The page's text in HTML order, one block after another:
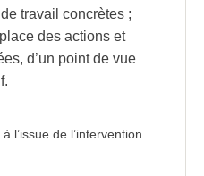
travail concrètes ;
des actions et
d’un point de vue
l’issue de l’intervention